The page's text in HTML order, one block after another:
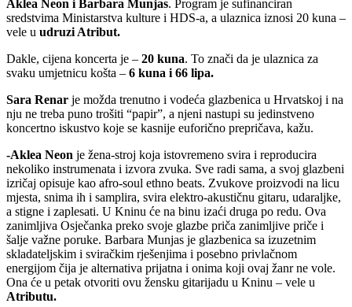
Aklea Neon i Barbara Munjas. Program je sufinanciran
sredstvima Ministarstva kulture i HDS-a, a ulaznica iznosi 20 kuna –
vele u udruzi Atribut.
Dakle, cijena koncerta je – 20 kuna. To znači da je ulaznica za
svaku umjetnicu košta – 6 kuna i 66 lipa.
Sara Renar je možda trenutno i vodeća glazbenica u Hrvatskoj i na
nju ne treba puno trošiti “papir”, a njeni nastupi su jedinstveno
koncertno iskustvo koje se kasnije euforično prepričava, kažu.
-Aklea Neon je žena-stroj koja istovremeno svira i reproducira
nekoliko instrumenata i izvora zvuka. Sve radi sama, a svoj glazbeni
izričaj opisuje kao afro-soul ethno beats. Zvukove proizvodi na licu
mjesta, snima ih i samplira, svira elektro-akustičnu gitaru, udaraljke,
a stigne i zaplesati. U Kninu će na binu izaći druga po redu. Ova
zanimljiva Osječanka preko svoje glazbe priča zanimljive priče i
šalje važne poruke. Barbara Munjas je glazbenica sa izuzetnim
skladateljskim i sviračkim rješenjima i posebno privlačnom
energijom čija je alternativa prijatna i onima koji ovaj žanr ne vole.
Ona će u petak otvoriti ovu žensku gitarijadu u Kninu – vele u
Atributu.